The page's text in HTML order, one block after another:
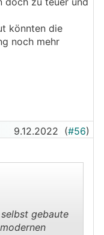
könnten die
noch mehr
9.12.2022 (#56)
gebaute